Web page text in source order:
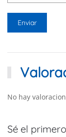
No hay
Sé el